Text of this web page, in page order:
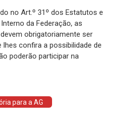
no Art.º 31º dos Estatutos e
da Federação, as
obrigatoriamente ser
confira a possibilidade de
poderão participar na
para a AG